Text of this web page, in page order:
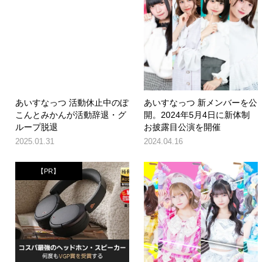
あいすなっつ 活動休止中のぽ
こんとみかんが活動辞退・グ
ループ脱退
2025.01.31
あいすなっつ 新メンバーを公
開。2024年5月4日に新体制
お披露目公演を開催
2024.04.16
【PR】